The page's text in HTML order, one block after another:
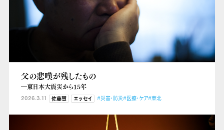
父の悲嘆が残したもの
―東日本大震災から15年
2026.3.11 佐藤慧 エッセイ #災害・防災#医療・ケア#東北